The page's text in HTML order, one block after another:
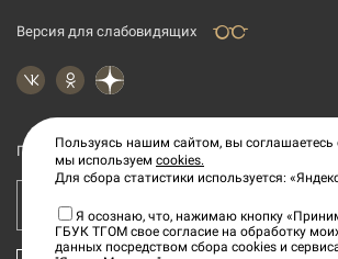
Версия для слабовидящих
Подпишитесь на рассылку новостей
Ваш e-mail адрес
Пользуясь нашим сайтом, вы соглашаетесь
мы используем cookies.
Для сбора статистики используется:
Я осознаю, что, нажимаю кнопку
ГБУК ТГОМ свое согласие на обработку
данных посредством сбора cookies и